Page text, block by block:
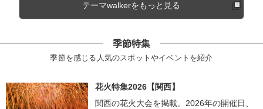
テーマwalkerをもっと見る
季節特集
季節を感じる人気のスポットやイベントを紹介
花火特集2026【関西】
関西の花火大会を掲載。2026年の開催日、